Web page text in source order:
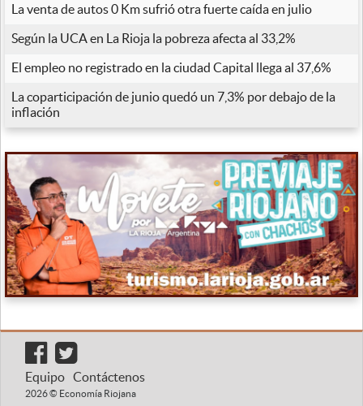
La venta de autos 0 Km sufrió otra fuerte caída en julio
Según la UCA en La Rioja la pobreza afecta al 33,2%
El empleo no registrado en la ciudad Capital llega al 37,6%
La coparticipación de junio quedó un 7,3% por debajo de la
inflación
Equipo Contáctenos
2026 © Economía Riojana